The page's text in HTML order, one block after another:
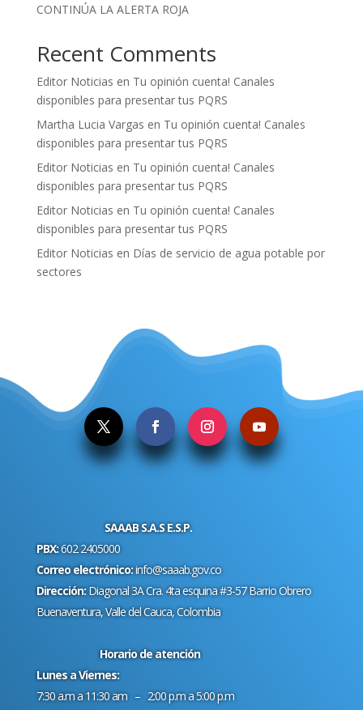
CONTINÚA LA ALERTA ROJA
Recent Comments
Editor Noticias en Tu opinión cuenta! Canales
disponibles para presentar tus PQRS
Martha Lucia Vargas en Tu opinión cuenta! Canales
disponibles para presentar tus PQRS
Editor Noticias en Tu opinión cuenta! Canales
disponibles para presentar tus PQRS
Editor Noticias en Tu opinión cuenta! Canales
disponibles para presentar tus PQRS
Editor Noticias en Días de servicio de agua potable por
sectores
SAAAB S.A.S E.S.P.
PBX:602 2405000
Correo electrónico:info@saaab.gov.co
Dirección:Diagonal 3A Cra. 4ta esquina #3-57 Barrio Obrero
Buenaventura, Valle del Cauca, Colombia
Horario de atención
Lunes a Viernes:
7:30 a.m a 11:30 am – 2:00 p.m a 5:00 p.m